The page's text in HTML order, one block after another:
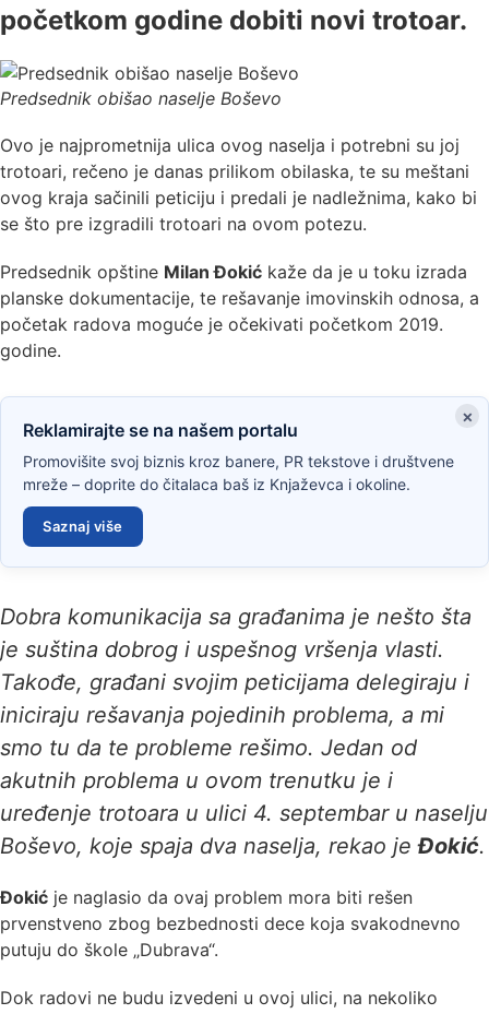
početkom godine dobiti novi trotoar.
Predsednik obišao naselje Boševo
Ovo je najprometnija ulica ovog naselja i potrebni su joj
trotoari, rečeno je danas prilikom obilaska, te su meštani
ovog kraja sačinili peticiju i predali je nadležnima, kako bi
se što pre izgradili trotoari na ovom potezu.
Predsednik opštine Milan Đokić kaže da je u toku izrada
planske dokumentacije, te rešavanje imovinskih odnosa, a
početak radova moguće je očekivati početkom 2019.
godine.
×
Reklamirajte se na našem portalu
Promovišite svoj biznis kroz banere, PR tekstove i društvene
mreže – doprite do čitalaca baš iz Knjaževca i okoline.
Saznaj više
Dobra komunikacija sa građanima je nešto šta
je suština dobrog i uspešnog vršenja vlasti.
Takođe, građani svojim peticijama delegiraju i
iniciraju rešavanja pojedinih problema, a mi
smo tu da te probleme rešimo. Jedan od
akutnih problema u ovom trenutku je i
uređenje trotoara u ulici 4. septembar u naselju
Boševo, koje spaja dva naselja, rekao jeĐokić.
Đokić je naglasio da ovaj problem mora biti rešen
prvenstveno zbog bezbednosti dece koja svakodnevno
putuju do škole ‚‚Dubrava“.
Dok radovi ne budu izvedeni u ovoj ulici, na nekoliko